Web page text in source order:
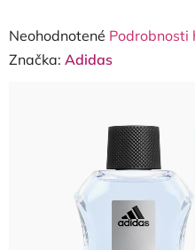
Priemerné
hodnotenie
hviezdičiek.
Neohodnotené Podrobnosti
Značka: Adidas